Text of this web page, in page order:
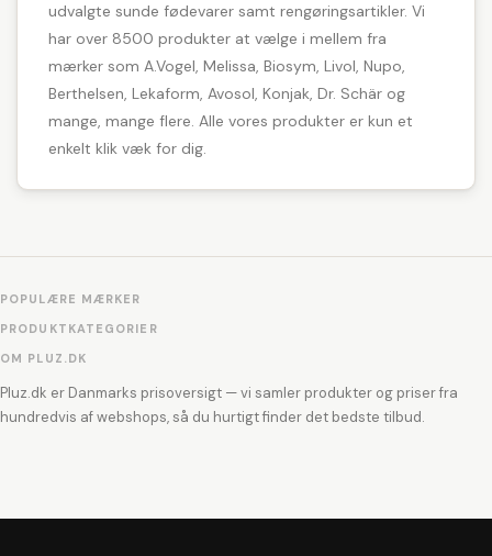
udvalgte sunde fødevarer samt rengøringsartikler. Vi
har over 8500 produkter at vælge i mellem fra
mærker som A.Vogel, Melissa, Biosym, Livol, Nupo,
Berthelsen, Lekaform, Avosol, Konjak, Dr. Schär og
mange, mange flere. Alle vores produkter er kun et
enkelt klik væk for dig.
POPULÆRE MÆRKER
PRODUKTKATEGORIER
OM PLUZ.DK
Pluz.dk er Danmarks prisoversigt — vi samler produkter og priser fra
hundredvis af webshops, så du hurtigt finder det bedste tilbud.